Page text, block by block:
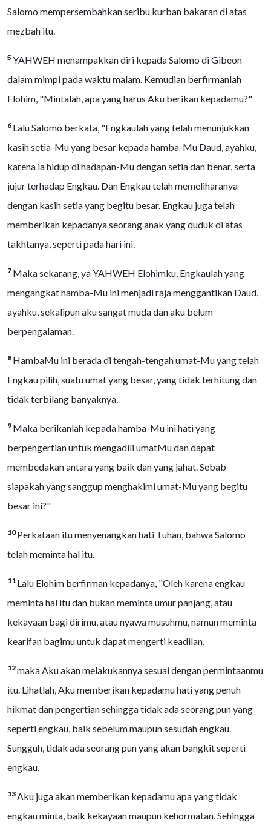
Salomo mempersembahkan seribu kurban bakaran di atas
mezbah itu.
5 YAHWEH menampakkan diri kepada Salomo di Gibeon
dalam mimpi pada waktu malam. Kemudian berfirmanlah
Elohim, "Mintalah, apa yang harus Aku berikan kepadamu?"
6 Lalu Salomo berkata, "Engkaulah yang telah menunjukkan
kasih setia-Mu yang besar kepada hamba-Mu Daud, ayahku,
karena ia hidup di hadapan-Mu dengan setia dan benar, serta
jujur terhadap Engkau. Dan Engkau telah memeliharanya
dengan kasih setia yang begitu besar. Engkau juga telah
memberikan kepadanya seorang anak yang duduk di atas
takhtanya, seperti pada hari ini.
7 Maka sekarang, ya YAHWEH Elohimku, Engkaulah yang
mengangkat hamba-Mu ini menjadi raja menggantikan Daud,
ayahku, sekalipun aku sangat muda dan aku belum
berpengalaman.
8 HambaMu ini berada di tengah-tengah umat-Mu yang telah
Engkau pilih, suatu umat yang besar, yang tidak terhitung dan
tidak terbilang banyaknya.
9 Maka berikanlah kepada hamba-Mu ini hati yang
berpengertian untuk mengadili umatMu dan dapat
membedakan antara yang baik dan yang jahat. Sebab
siapakah yang sanggup menghakimi umat-Mu yang begitu
besar ini?"
10Perkataan itu menyenangkan hati Tuhan, bahwa Salomo
telah meminta hal itu.
11 Lalu Elohim berfirman kepadanya, "Oleh karena engkau
meminta hal itu dan bukan meminta umur panjang, atau
kekayaan bagi dirimu, atau nyawa musuhmu, namun meminta
kearifan bagimu untuk dapat mengerti keadilan,
12maka Aku akan melakukannya sesuai dengan permintaanmu
itu. Lihatlah, Aku memberikan kepadamu hati yang penuh
hikmat dan pengertian sehingga tidak ada seorang pun yang
seperti engkau, baik sebelum maupun sesudah engkau.
Sungguh, tidak ada seorang pun yang akan bangkit seperti
engkau.
13Aku juga akan memberikan kepadamu apa yang tidak
engkau minta, baik kekayaan maupun kehormatan. Sehingga